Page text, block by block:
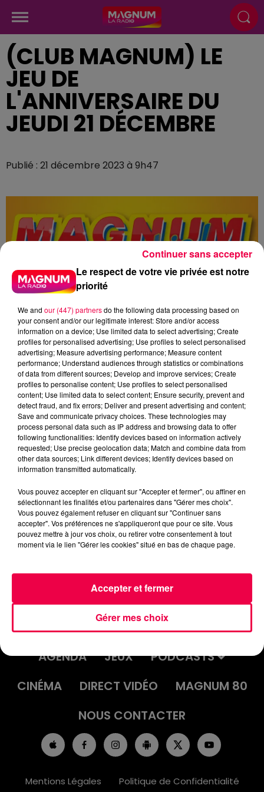
(CLUB MAGNUM) LE
JEU DE
L'ANNIVERSAIRE DU
JEUDI 21 DÉCEMBRE
Publié : 21 décembre 2023 à 9h47
Flash infos
Crédit :Flash infos
podcasts/2023/12/Le-jeu-de-lanniversaire-du-jeudi-
21-decembre.mp3
ACCUEIL INFOS
EMISSIONS
AGENDA
JEUX
PODCASTS
CINÉMA
DIRECT VIDÉO
MAGNUM 80
NOUS CONTACTER
Mentions Légales Politique de Confidentialité
Le respect de votre vie privée est notre
priorité
We and our (447) partnersdo the following data processing based on
your consent and/or our legitimate interest: Store and/or access
information on a device; Use limited data to select advertising; Create
profiles for personalised advertising; Use profiles to select personalised
advertising; Measure advertising performance; Measure content
performance; Understand audiences through statistics or combinations
of data from different sources; Develop and improve services; Create
profiles to personalise content; Use profiles to select personalised
content; Use limited data to select content; Ensure security, prevent and
detect fraud, and fix errors; Deliver and present advertising and content;
Save and communicate privacy choices. These technologies may
process personal data such as IP address and browsing data to offer
following functionalities: Identify devices based on information actively
requested; Use precise geolocation data; Match and combine data from
other data sources; Link different devices; Identify devices based on
information transmitted automatically.
Vous pouvez accepter en cliquant sur "Accepter et fermer", ou affiner en
sélectionnant les finalités et/ou partenaires dans "Gérer mes choix".
Vous pouvez également refuser en cliquant sur "Continuer sans
accepter". Vos préférences ne s'appliqueront que pour ce site. Vous
pouvez mettre à jour vos choix, ou retirer votre consentement à tout
moment via le lien "Gérer les cookies" situé en bas de chaque page.
Gérer mes choix
Accepter et fermer
Continuer sans accepter